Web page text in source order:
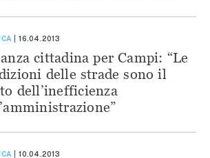
16.04.2013
cittadina per Campi: “Le
delle strade sono il
dell’inefficienza
10.04.2013